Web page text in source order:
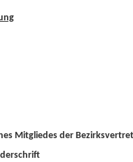
Mitgliedes der